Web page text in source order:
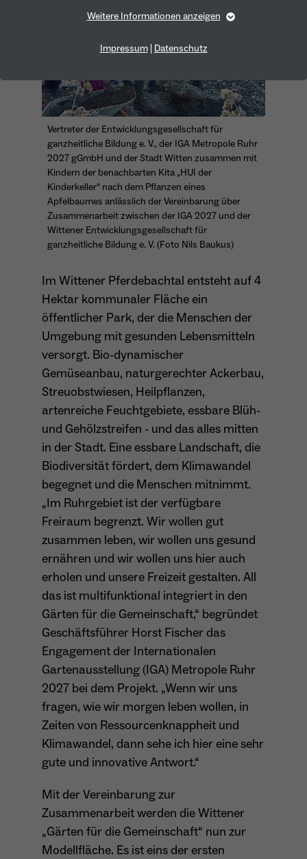
Essentielle Cookies werden für grundlegende Funktionen
Name fe_typo_user
Anbieter TYPO3
Laufzeit 1 Year
Zweck
Dieses Cookie wird verwendet, um Ihre
Cookie-Einstellungen für diese Website zu
speichern.
Name PHPSESSID
Anbieter Session Cookies
Laufzeit
Sessio-Cookie wird beim Schliessen der
Webseite wieder gelöscht
Zweck
PHPs Standard Sitzungs-Identifikation
(Formulare).
Name be_typo_user
Anbieter
Laufzeit Ende der Sitzung
Dieser Cookie teilt der Webseite mit, ob ein
und die Rechte besitzt diese zu verwalten.
Name cookie_optin
Laufzeit 1 Monat
Speichert den Zustimmungsstatus des
Benutzers für Cookies auf der aktuellen
Domäne.
Cookie-Informationen anzeigen
Marketing
Marketing-Cookies werden von uns verwendet, um das
Verhalten der Besuchenden auf der Webseite
nachzuvollziehen. Es hilft uns die Nutzererfahrung der
Website zu analysieren und die Inhalte zu verbessern.
Name _pk_id*
Anbieter
Laufzeit 13 Monate
Zweck
Dient zur anonymen Wiedererkennung eines
Besuchers.
Name _pk_ses*
Anbieter Matomo
Laufzeit 30 Minuten
Zweck
Speichert vorübergehend Daten der
aktuellen Sitzung.
Name _pk_ref.*
Anbieter Matomo
Laufzeit 6 Monate
Zweck Speichert die Herkunft des Besuchers.
Name MATOMO_SESSID
Anbieter Matomo
Zweck
Temporäre Session-ID, ohne
personenbezogene Daten.
Cookie-Informationen anzeigen
der Website-Inhalte durch GTranslate.
Anbieter GTranslate Inc.
Laufzeit 1 Jahr
Zweck
Speichert die vom Nutzer gewählte Sprache
für die automatische Übersetzung der
Website.
Cookie-Informationen anzeigen
Weitere Informationen anzeigen
Impressum Datenschutz
Vertreter der Entwicklungsgesellschaft für
ganzheitliche Bildung e. V., der IGA Metropole Ruhr
2027 gGmbH und der Stadt Witten zusammen mit
Kindern der benachbarten Kita „HUI der
Kinderkeller“ nach dem Pflanzen eines
Apfelbaumes anlässlich der Vereinbarung über
Zusammenarbeit zwischen der IGA 2027 und der
Wittener Entwicklungsgesellschaft für
ganzheitliche Bildung e. V. (Foto Nils Baukus)
Im Wittener Pferdebachtal entsteht auf 4
Hektar kommunaler Fläche ein
öffentlicher Park, der die Menschen der
Umgebung mit gesunden Lebensmitteln
versorgt. Bio-dynamischer
Gemüseanbau, naturgerechter Ackerbau,
Streuobstwiesen, Heilpflanzen,
artenreiche Feuchtgebiete, essbare Blüh-
und Gehölzstreifen - und das alles mitten
in der Stadt. Eine essbare Landschaft, die
Biodiversität fördert, dem Klimawandel
begegnet und die Menschen mitnimmt.
„Im Ruhrgebiet ist der verfügbare
Freiraum begrenzt. Wir wollen gut
zusammen leben, wir wollen uns gesund
ernähren und wir wollen uns hier auch
erholen und unsere Freizeit gestalten. All
das ist multifunktional integriert in den
Gärten für die Gemeinschaft,“ begründet
Geschäftsführer Horst Fischer das
Engagement der Internationalen
Gartenausstellung (IGA) Metropole Ruhr
2027 bei dem Projekt. „Wenn wir uns
fragen, wie wir morgen leben wollen, in
Zeiten von Ressourcenknappheit und
Klimawandel, dann sehe ich hier eine sehr
gute und innovative Antwort.“
Mit der Vereinbarung zur
Zusammenarbeit werden die Wittener
„Gärten für die Gemeinschaft“ nun zur
Modellfläche. Es ist eins der ersten